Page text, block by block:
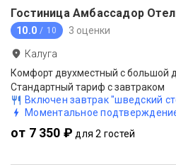
Гостиница Амбассадор
10.0 / 10 3 оценки
Калуга
Комфорт двухместный с большой
Стандартный тариф с завтраком
Включен завтрак "шведский
Моментальное
от 7 350 ₽ для 2 гостей